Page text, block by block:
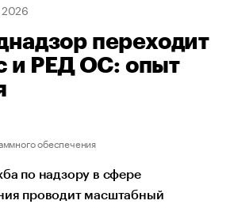
переходит
и РЕД ОС: опыт
обеспечения
по надзору в сфере
проводит масштабный